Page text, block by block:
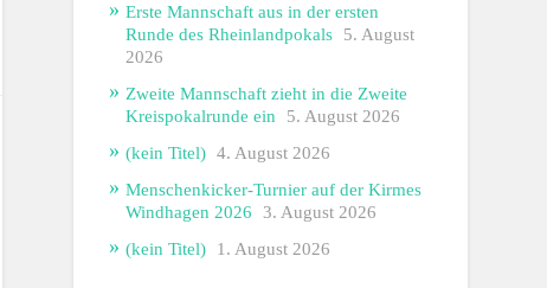
Erste Mannschaft aus in der ersten
Runde des Rheinlandpokals 5. August
2026
Zweite Mannschaft zieht in die Zweite
Kreispokalrunde ein
5. August 2026
(kein Titel) 4. August 2026
Menschenkicker-Turnier auf der Kirmes
Windhagen 2026 3. August 2026
(kein Titel) 1. August 2026